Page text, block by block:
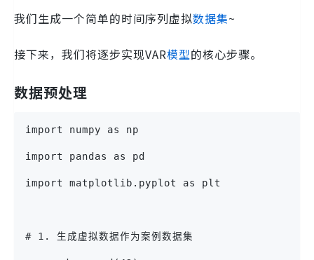
我们生成一个简单的时间序列虚拟数据集~
接下来，我们将逐步实现VAR模型的核心步骤。
数据预处理
import numpy as np
import pandas as pd
import matplotlib.pyplot as plt
# 1. 生成虚拟数据作为案例数据集